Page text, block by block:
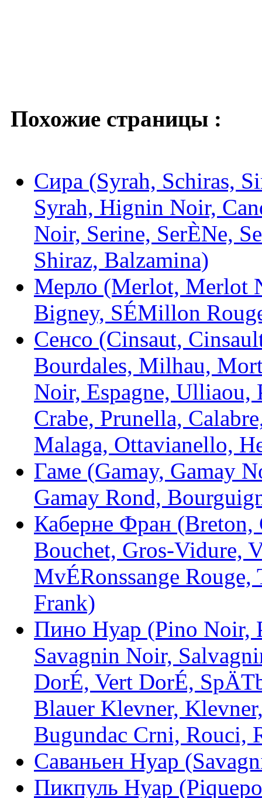
Похожие страницы :
Сира (Syrah, Schiras,
Syrah, Hignin Noir,
Noir, Serine, SerÈNe,
Shiraz, Balzamina)
Мерло (Merlot, Merlot
Bigney, SÉMillon
Сенсо (Cinsaut,
Bourdales, Milhau,
Noir, Espagne, Ulliaou,
Crabe, Prunella,
Malaga, Ottavianello,
Гаме (Gamay, Gamay
Gamay Rond,
Каберне Фран (Breton,
Bouchet, Gros-Vidure,
MvÉRonssange
Frank)
Пино Нуар (Pino Noir,
Savagnin Noir,
DorÉ, Vert DorÉ,
Blauer Klevner,
Bugundac Crni, Rouci,
Саваньен Нуар
Пикпуль Нуар